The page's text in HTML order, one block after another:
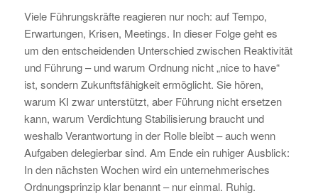
Viele Führungskräfte reagieren nur noch: auf Tempo,
Erwartungen, Krisen, Meetings. In dieser Folge geht es
um den entscheidenden Unterschied zwischen Reaktivität
und Führung – und warum Ordnung nicht „nice to have“
ist, sondern Zukunftsfähigkeit ermöglicht. Sie hören,
warum KI zwar unterstützt, aber Führung nicht ersetzen
kann, warum Verdichtung Stabilisierung braucht und
weshalb Verantwortung in der Rolle bleibt – auch wenn
Aufgaben delegierbar sind. Am Ende ein ruhiger Ausblick:
In den nächsten Wochen wird ein unternehmerisches
Ordnungsprinzip klar benannt – nur einmal. Ruhig.